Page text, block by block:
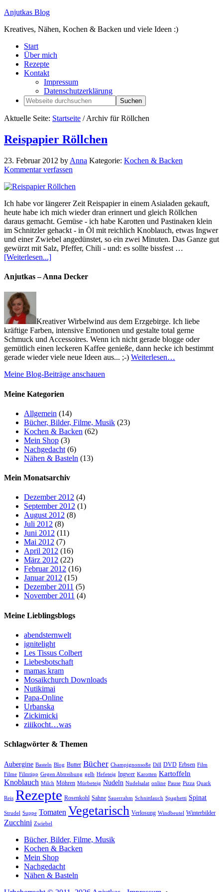
Anjutkas Blog
Kreatives, Nähen, Kochen & Backen und viele Ideen :)
Start
Über mich
Rezepte
Kontakt
Impressum
Datenschutzerklärung
Aktuelle Seite: Startseite /Archiv für Röllchen
Reispapier Röllchen
23. Februar 2012 by Anna Kategorie: Kochen & Backen
Kommentar verfassen
Ich habe vor längerer Zeit Reispapier in einem Asialaden gekauft,
heute habe ich mich wieder dran erinnert und gleich Röllchen
daraus gemacht. Gemüse - ich habe Karotten und Pastinaken klein
im Schnitzler gehackt - in Öl mit reichlich Knoblauch, etwas Ingwer
und einer Zwiebel angedünstet, so ein zwei Minuten. Das Ganze gut
gewürzt mit Salz, Pfeffer, Chili - und: es sollte bissfest …
[Weiterlesen...]
Anjutkas – Anna Decker
Kreativer Wirbelwind aus dem Erzgebirge. Ich liebe
kräftige Farben, intensive Emotionen und gestalte total gerne
Schmuck und Accessoires. Wenn ich nicht gerade blogge oder
gemütlich einen leckeren Kaffee genieße, dann hecke ich bestimmt
gerade wieder viele neue Ideen aus... ;-) Weiterlesen…
Meine Blog-Beiträge anschauen
Meine Kategorien
Allgemein (14)
Bücher, Bilder, Filme, Musik (23)
Kochen & Backen (62)
Mein Shop (3)
Nachgedacht (6)
Nähen & Basteln (13)
Mein Monatsarchiv
Dezember 2012 (4)
September 2012 (1)
August 2012 (8)
Juli 2012 (8)
Juni 2012 (11)
Mai 2012 (7)
April 2012 (16)
März 2012 (22)
Februar 2012 (16)
Januar 2012 (15)
Dezember 2011 (5)
November 2011 (4)
Meine Lieblingsblogs
abendsternwelt
ignitelight
Les Tissus Colbert
Liebesbotschaft
mamas kram
Mosaikchurch Downloads
Nutikimai
Papa-Online
Urbanska
Zickimicki
ziiikocht…was
Schlagwörter & Themen
Aubergine Basteln Blog Butter Bücher Champignonsoße Dill DVD Erbsen Film
Filme Filmtipp Gegen Abtreibung gelb Hefeteig Ingwer Karotten Kartoffeln
Knoblauch Milch Möhren Mürbeteig Nudeln Nudelsalat online Pause Pizza Quark
Reis Rezepte Rosenkohl Sahne Sauerrahm Schnittlauch Spaghetti Spinat
Strudel Suppe Tomaten Vegetarisch Verlosung Windbeutel Winterbilder
Zucchini Zwiebel
Bücher, Bilder, Filme, Musik
Kochen & Backen
Mein Shop
Nachgedacht
Nähen & Basteln